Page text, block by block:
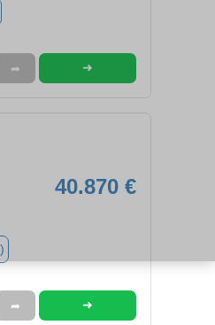
➦ ➜
40.870 €
➦ ➜